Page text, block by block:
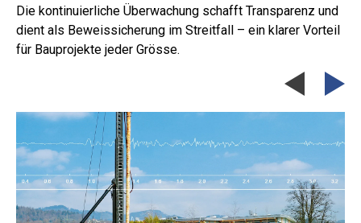
Die kontinuierliche Überwachung schafft Transparenz und
dient als Beweissicherung im Streitfall – ein klarer Vorteil
für Bauprojekte jeder Grösse.
Previous